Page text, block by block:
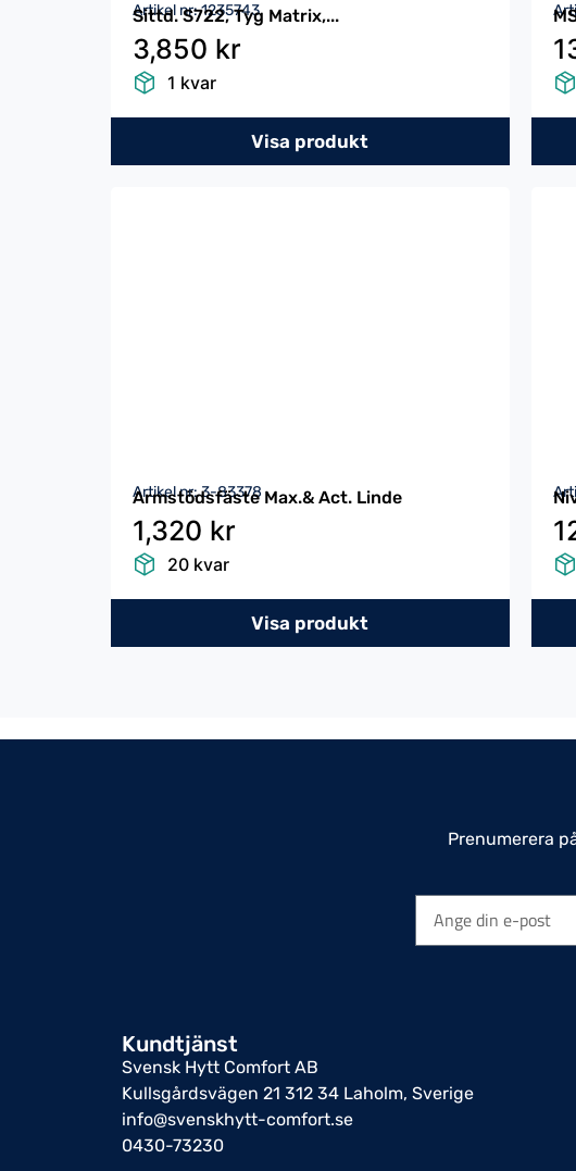
Artikel nr: 1235743
Sittd. S722, Tyg Matrix,...
3,850 kr
1 kvar
Visa produkt
Artikel nr: 3-83378
Armstödsfäste Max.& Act. Linde
1,320 kr
20 kvar
Visa produkt
Prenumerera
Kundtjänst
Svensk Hytt Comfort AB
Kullsgårdsvägen 21 312 34 Laholm, Sverige
info@svenskhytt-comfort.se
0430-73230